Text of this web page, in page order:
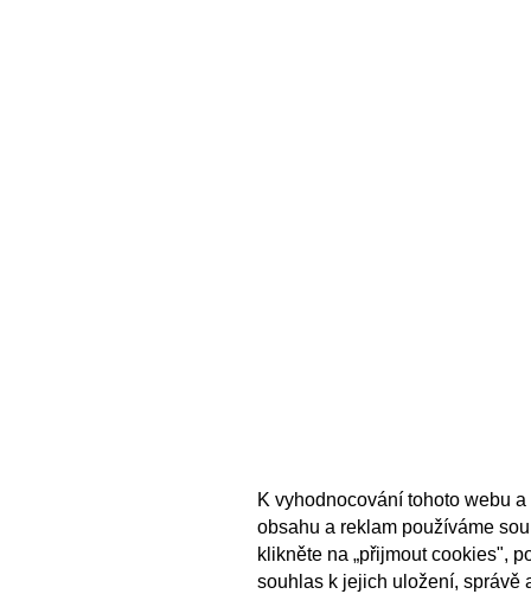
K vyhodnocování tohoto webu
obsahu a reklam používáme
klikněte na „přijmout cookies",
souhlas k jejich uložení, správě